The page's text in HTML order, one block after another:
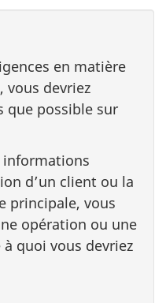
en matière
vous devriez
que possible sur
informations
d’un client ou la
principale, vous
opération ou une
quoi vous devriez